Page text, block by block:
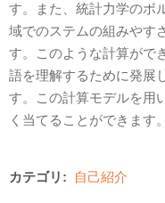
す。また、統計力学のボ
域でのステムの組みやす
す。このような計算がで
語を理解するために発展
す。この計算モデルを用
く当てることができます。
カテゴリ: 自己紹介